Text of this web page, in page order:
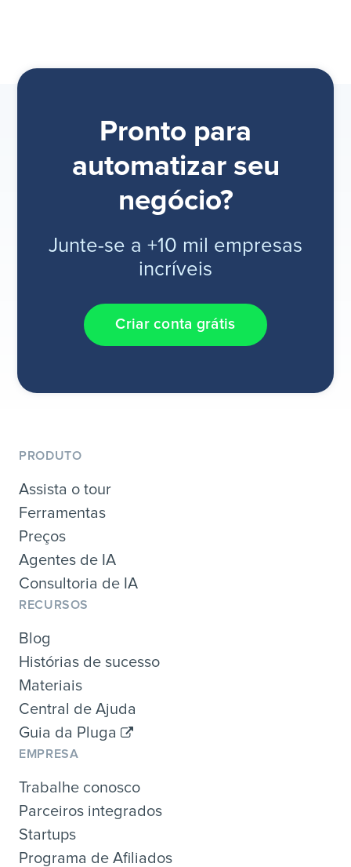
Pronto para
automatizar seu
negócio?
Junte-se a +10 mil empresas
incríveis
Criar conta grátis
PRODUTO
Assista o tour
Ferramentas
Preços
Agentes de IA
Consultoria de IA
RECURSOS
Blog
Histórias de sucesso
Materiais
Central de Ajuda
Guia da Pluga
EMPRESA
Trabalhe conosco
Parceiros integrados
Startups
Programa de Afiliados